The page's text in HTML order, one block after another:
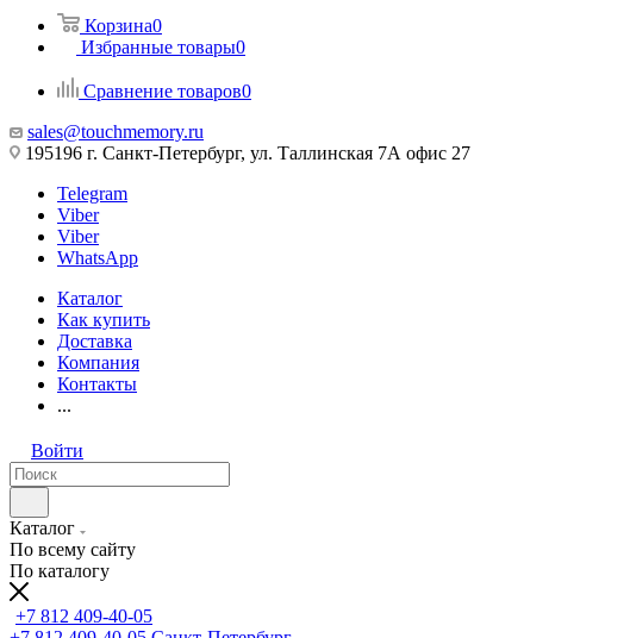
Корзина0
Избранные товары0
Сравнение товаров0
sales@touchmemory.ru
195196 г. Санкт-Петербург, ул. Таллинская 7А офис 27
Telegram
Viber
Viber
WhatsApp
Каталог
Как купить
Доставка
Компания
Контакты
...
Войти
Каталог
По всему сайту
По каталогу
+7 812 409-40-05